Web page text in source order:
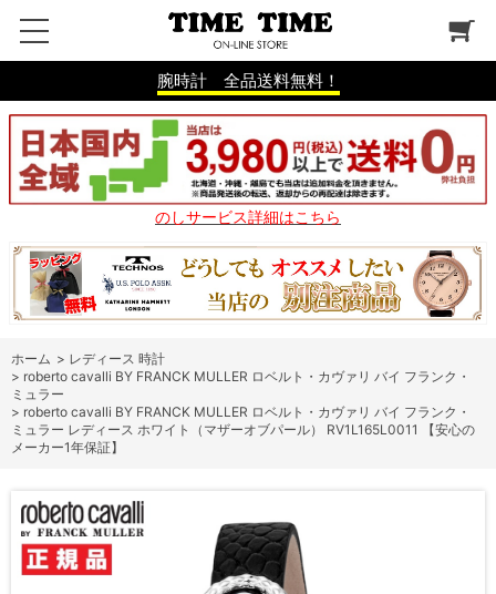
腕時計 全品送料無料！
のしサービス詳細はこちら
ホーム > レディース 時計
> roberto cavalli BY FRANCK MULLER ロベルト・カヴァリ バイ フランク・
ミュラー
> roberto cavalli BY FRANCK MULLER ロベルト・カヴァリ バイ フランク・
ミュラー レディース ホワイト（マザーオブパール） RV1L165L0011 【安心の
メーカー1年保証】